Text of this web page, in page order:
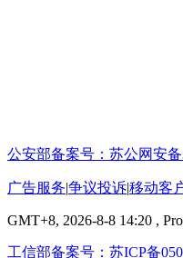
公安部备案号：苏公网安备
广告服务|争议投诉|移动客
GMT+8, 2026-8-8 14:20 ,
工信部备案号：苏ICP备